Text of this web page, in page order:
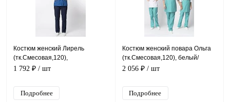
Костюм женский Лирель
(тк.Смесовая,120),
васильковый/т.синий
1 792 ₽ / шт
Подробнее
Костюм женский повара Ольга
(тк.Cмесовая,120), белый/
бирюзовый
2 056 ₽ / шт
Подробнее